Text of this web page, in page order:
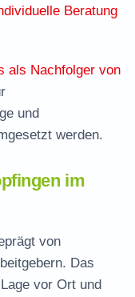
Beratung
als Nachfolger von
und
werden.
im
von
Das
vor Ort und